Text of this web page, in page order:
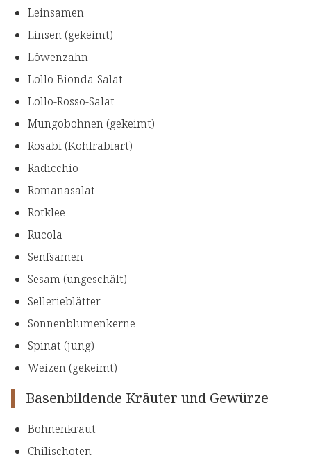
Leinsamen
Linsen (gekeimt)
Löwenzahn
Lollo-Bionda-Salat
Lollo-Rosso-Salat
Mungobohnen (gekeimt)
Rosabi (Kohlrabiart)
Radicchio
Romanasalat
Rotklee
Rucola
Senfsamen
Sesam (ungeschält)
Sellerieblätter
Sonnenblumenkerne
Spinat (jung)
Weizen (gekeimt)
Basenbildende Kräuter und Gewürze
Bohnenkraut
Chilischoten